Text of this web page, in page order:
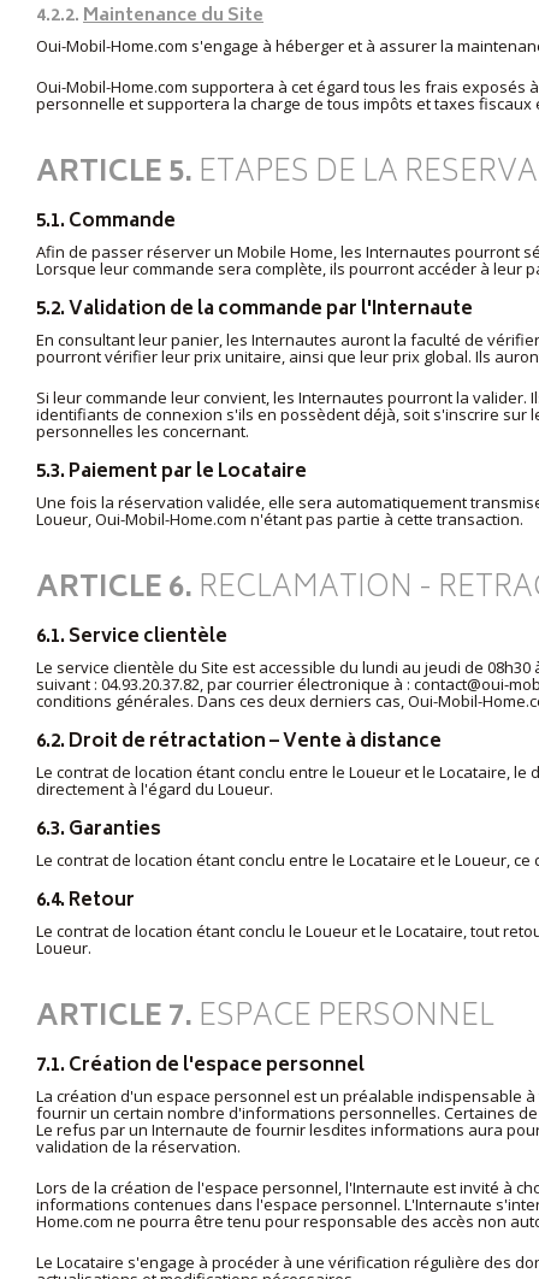
4.2.2.Maintenance du Site
Oui-Mobil-Home.com s'engage à héberger et à assurer la
Oui-Mobil-Home.com supportera à cet égard tous les frais
personnelle et supportera la charge de tous impôts et taxes
ARTICLE 5.ETAPES DE LA
5.1. Commande
Afin de passer réserver un Mobile Home, les Internautes pourront
Lorsque leur commande sera complète, ils pourront accéder à leur
5.2. Validation de la commande par l'Internaute
En consultant leur panier, les Internautes auront la faculté de
pourront vérifier leur prix unitaire, ainsi que leur prix global. Ils
Si leur commande leur convient, les Internautes pourront la
identifiants de connexion s'ils en possèdent déjà, soit s'inscrire
personnelles les concernant.
5.3. Paiement par le Locataire
Une fois la réservation validée, elle sera automatiquement
Loueur, Oui-Mobil-Home.com n'étant pas partie à cette transaction.
ARTICLE 6.RECLAMATION -
6.1. Service clientèle
Le service clientèle du Site est accessible du lundi au jeudi de
suivant : 04.93.20.37.82, par courrier électronique à : contact@oui-
conditions générales. Dans ces deux derniers cas, Oui-Mobil-
6.2. Droit de rétractation – Vente à distance
Le contrat de location étant conclu entre le Loueur et le Locataire,
directement à l'égard du Loueur.
6.3. Garanties
Le contrat de location étant conclu entre le Locataire et le Loueur,
6.4. Retour
Le contrat de location étant conclu le Loueur et le Locataire, tout
Loueur.
ARTICLE 7.ESPACE PERSONNEL
7.1. Création de l'espace personnel
La création d'un espace personnel est un préalable indispensable
fournir un certain nombre d'informations personnelles. Certaines
Le refus par un Internaute de fournir lesdites informations aura
validation de la réservation.
Lors de la création de l'espace personnel, l'Internaute est invité à
informations contenues dans l'espace personnel. L'Internaute
Home.com ne pourra être tenu pour responsable des accès non
Le Locataire s'engage à procéder à une vérification régulière des